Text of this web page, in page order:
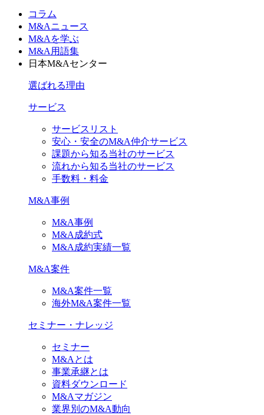
コラム
M&Aニュース
M&Aを学ぶ
M&A用語集
日本M&Aセンター
選ばれる理由
サービス
サービスリスト
安心・安全のM&A仲介サービス
課題から知る当社のサービス
流れから知る当社のサービス
手数料・料金
M&A事例
M&A事例
M&A成約式
M&A成約実績一覧
M&A案件
M&A案件一覧
海外M&A案件一覧
セミナー・ナレッジ
セミナー
M&Aとは
事業承継とは
資料ダウンロード
M&Aマガジン
業界別のM&A動向